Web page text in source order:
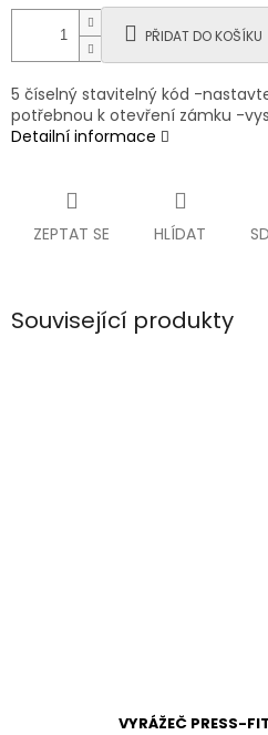
PŘIDAT DO KOŠÍKU
5 číselný stavitelný kód -
potřebnou k otevření zámku -
Detailní informace
ZEPTAT SE HLÍDAT
Související produkty
VYRÁŽEČ PRESS-